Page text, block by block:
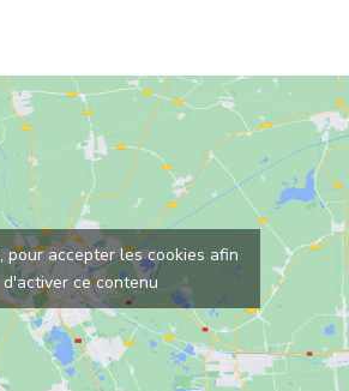
pour accepter les cookies afin
d'activer ce contenu